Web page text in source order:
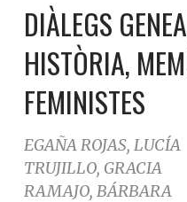
DIÀLEGS GENEALÒGICS SOBRE
HISTÒRIA,
FEMINISTES
EGAÑA ROJAS, LUCÍA
TRUJILLO, GRACIA
RAMAJO, BÁRBARA